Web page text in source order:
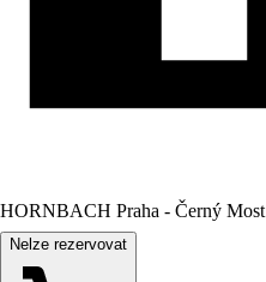
HORNBACH Praha - Černý Most
Nelze rezervovat